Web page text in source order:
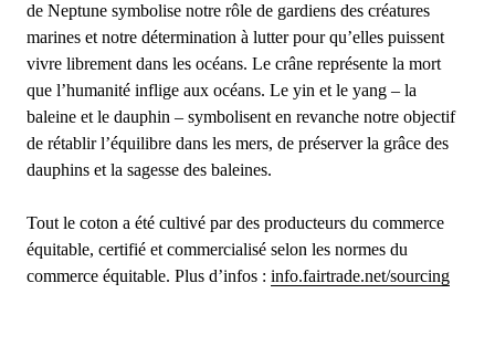
de Neptune symbolise notre rôle de gardiens des créatures
marines et notre détermination à lutter pour qu’elles puissent
vivre librement dans les océans. Le crâne représente la mort
que l’humanité inflige aux océans. Le yin et le yang – la
baleine et le dauphin – symbolisent en revanche notre objectif
de rétablir l’équilibre dans les mers, de préserver la grâce des
dauphins et la sagesse des baleines.
Tout le coton a été cultivé par des producteurs du commerce
équitable, certifié et commercialisé selon les normes du
commerce équitable. Plus d’infos : info.fairtrade.net/sourcing